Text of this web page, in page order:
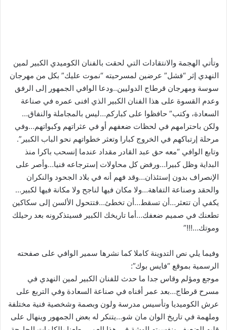
وتأتي الهجمة والانتقادات التي لحقت بالفنان الكوميدي الكبير لمين
النهدي إثر “فشل” عرضين لمسرحيته “نموت عليك” بكل من مهرجان
سوسة ومهرجان قرطاج الدوليين..ودعا الوافي الجمهور إلى الرفق
وعدم القسوة على هذا الفنان الكبير الذي افنى عمره في صناعة
السعادة، وكتب” حافظوا على كباركم…ليس بالمجاملة والنفاق…
ولكن باحترامهم في لحظات ضعفهم أو في عثراتهم وكبواتهم…وفي
مرحلة إرتباكهم في الخروج كبارا وتعثر خطواتهم نحو الباب الكبير”.
وتابع الوافي “معه حق عبد القادر مقداد عندما إنسحب باكرا منذ
البداية وظل كبيرا…ورفض كل محاولات إسترجاعه فنيا…وأصر على
الإنصراف بدون إستئذان…وقد فهم أنه في بلاد الجحود والنكران
والحقد وصناعة التفاهة…ولا مكان فيها لناجح ولا مكانة فيها لكبير…
يكفي أن تتعثر…أن تسقط…أن تخطئ…فتتحول الألسن إلى سكاكين
تطعنك في صميم ضعفك…أما تاريخك الكبير فسيتذكرونه بعد رحيلك
وموتك…!!!”
وفيما يلي نص التدوينة كاملا كما نشرها سمير الوافي على صفحته
الرسمية بموقع “فايس بوك”:
موجع ومؤلم وقاس جدا ما حدث للفنان الكبير لمين النهدي في
مسرح قرطاج…بعد عمر أفناه في صناعة السعادة وفي التربع على
عرش الكوميديا وتأسيس مدرسة ولون وبصمة وشخصية فنية مختلفة
وملهمة في تاريخ الوان مان شو…يتنكر له بعض الجمهور وينهال على